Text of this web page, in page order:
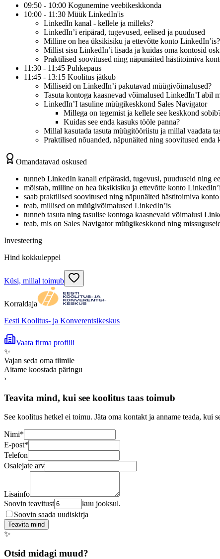
09:50 - 10:00 Kogunemine veebikeskkonda
10:00 - 11:30 Müük LinkedIn'is
LinkedIn kanal - kellele ja milleks?
LinkedIn’i eripärad, tugevused, eelised ja puudused
Milline on hea üksikisiku ja ettevõtte konto LinkedIn’is?
Millist sisu LinkedIn’i lisada ja kuidas oma kontosid
Praktilised soovitused ning näpunäited hästitoimiva
11:30 - 11:45 Puhkepaus
11:45 - 13:15 Koolitus jätkub
Milliseid on LinkedIn’i pakutavad müügivõimalused?
Tasuta kontoga kaasnevad võimalused LinkedIn’I abil
LinkedIn’I tasuline müügikeskkond Sales Navigator
Millega on tegemist ja kellele see keskkond
Kuidas see enda kasuks tööle panna?
Millal kasutada tasuta müügitööriistu ja millal vaadata
Praktilised nõuanded, näpunäited ning soovitused enda
Omandatavad oskused
tunneb LinkedIn kanali eripärasid, tugevusi, puuduseid ning
mõistab, milline on hea üksikisiku ja ettevõtte konto
saab praktilised soovitused ning näpunäited hästitoimiva
teab, millised on müügivõimalused LinkedIn’is
tunneb tasuta ning tasulise kontoga kaasnevaid võimalusi
teab, mis on Sales Navigator müügikeskkond ning
Investeering
Hind kokkuleppel
Küsi, millal toimub
Korraldaja
Eesti Koolitus- ja Konverentsikeskus
Vaata firma profiili
✨
Vajan seda oma tiimile
Aitame koostada päringu
›
Teavita mind, kui see koolitus taas toimub
See koolitus hetkel ei toimu. Jäta oma kontakt ja anname teada, kui
Nimi*
E-post*
Telefon
Osalejate arv
Lisainfo
Soovin teavitust
kuu jooksul.
Soovin saada uudiskirja
Teavita mind
✨
Otsid midagi muud?